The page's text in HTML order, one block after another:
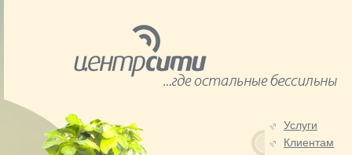
Услуги
Клиентам